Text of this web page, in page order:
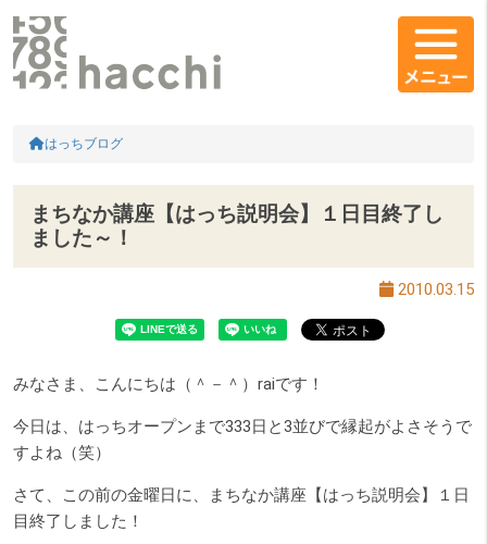
コンテンツエリア
メインコンテンツ
HOME
はっちブログ
まちなか講座【はっち説明会】１日目終了し
ました～！
2010.03.15
みなさま、こんにちは（＾－＾）raiです！
今日は、はっちオープンまで333日と3並びで縁起がよさそうで
すよね（笑）
さて、この前の金曜日に、まちなか講座【はっち説明会】１日
目終了しました！